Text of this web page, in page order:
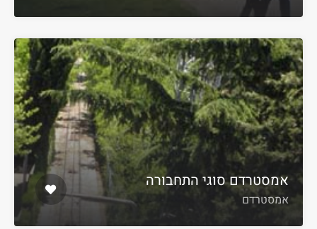
אמסטרדם סוגי התחבורה
אמסטרדם